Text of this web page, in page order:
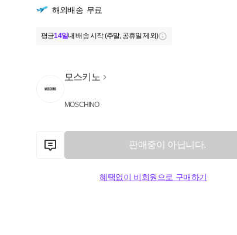
해외배송 무료
평균14일내 배송 시작 (주말, 공휴일 제외)
모스키노
MOSCHINO
판매중이 아닙니다.
혜택없이 비회원으로 구매하기